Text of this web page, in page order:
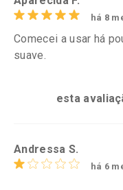
há 8
Comecei a usar há
suave.
esta
Andressa S.
há 6